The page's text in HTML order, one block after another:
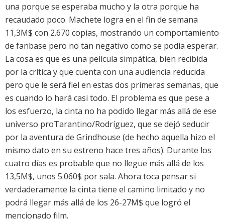
una porque se esperaba mucho y la otra porque ha
recaudado poco. Machete logra en el fin de semana
11,3M$ con 2.670 copias, mostrando un comportamiento
de fanbase pero no tan negativo como se podía esperar.
La cosa es que es una película simpática, bien recibida
por la crítica y que cuenta con una audiencia reducida
pero que le será fiel en estas dos primeras semanas, que
es cuando lo hará casi todo. El problema es que pese a
los esfuerzo, la cinta no ha podido llegar más allá de ese
universo proTarantino/Rodríguez, que se dejó seducir
por la aventura de Grindhouse (de hecho aquella hizo el
mismo dato en su estreno hace tres años). Durante los
cuatro días es probable que no llegue más allá de los
13,5M$, unos 5.060$ por sala. Ahora toca pensar si
verdaderamente la cinta tiene el camino limitado y no
podrá llegar más allá de los 26-27M$ que logró el
mencionado film.